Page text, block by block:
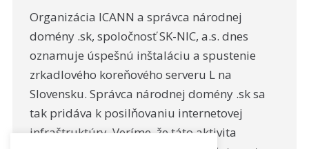
Organizácia ICANN a správca národnej
domény .sk, spoločnosť SK-NIC, a.s. dnes
oznamuje úspešnú inštaláciu a spustenie
zrkadlového koreňového serveru L na
Slovensku. Správca národnej domény .sk sa
tak pridáva k posilňovaniu internetovej
infraštruktúry. Veríme, že táto aktivita